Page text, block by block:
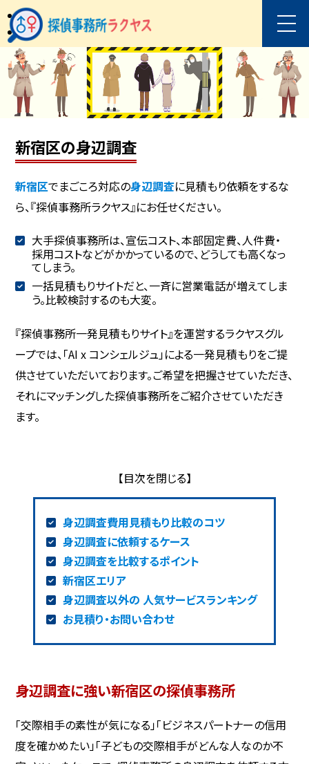
新宿区の身辺調査
新宿区でまごころ対応の身辺調査に見積もり依頼をするな
ら、『探偵事務所ラクヤス』にお任せください。
大手探偵事務所は、宣伝コスト、本部固定費、人件費・
採用コストなどがかかっているので、どうしても高くなっ
てしまう。
一括見積もりサイトだと、一斉に営業電話が増えてしま
う。比較検討するのも大変。
『探偵事務所一発見積もりサイト』を運営するラクヤスグル
ープでは、「AI x コンシェルジュ」による一発見積もりをご提
供させていただいております。ご希望を把握させていただき、
それにマッチングした探偵事務所をご紹介させていただき
ます。
身辺調査費用見積もり比較のコツ
身辺調査に依頼するケース
身辺調査を比較するポイント
新宿区エリア
身辺調査以外の 人気サービスランキング
お見積り・お問い合わせ
身辺調査に強い新宿区の探偵事務所
「交際相手の素性が気になる」「ビジネスパートナーの信用
度を確かめたい」「子どもの交際相手がどんな人なのか不